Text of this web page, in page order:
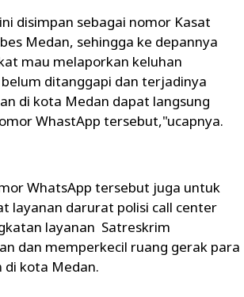
disimpan sebagai nomor Kasat
Medan, sehingga ke depannya
mau melaporkan keluhan
ditanggapi dan terjadinya
di kota Medan dapat langsung
WhastApp tersebut,"ucapnya.
WhatsApp tersebut juga untuk
layanan darurat polisi call center
layanan Satreskrim
dan memperkecil ruang gerak para
kota Medan.